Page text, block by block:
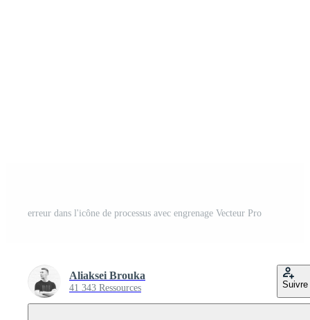
erreur dans l'icône de processus avec engrenage Vecteur Pro
Aliaksei Brouka
41 343 Ressources Suivre